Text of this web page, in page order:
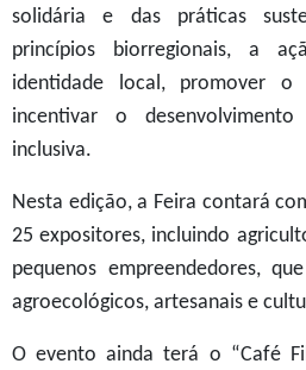
solidária e das práticas
princípios biorregionais, a
identidade local, promover o
incentivar o
inclusiva.
Nesta edição, a Feira contará
25 expositores, incluindo
pequenos empreendedores,
agroecológicos, artesanais e
O evento ainda terá o “Café